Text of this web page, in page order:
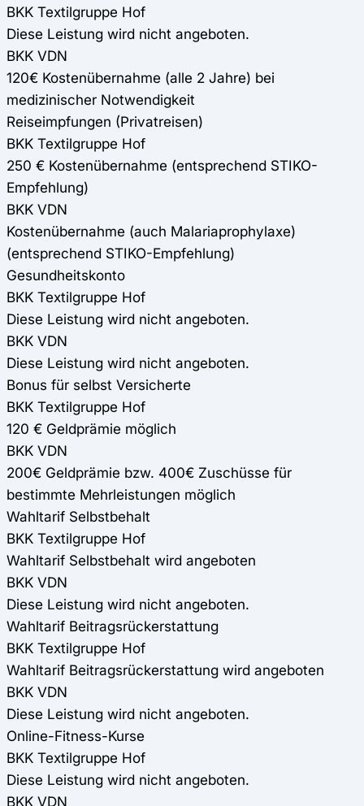
BKK Textilgruppe Hof
Diese Leistung wird nicht angeboten.
BKK VDN
120€ Kostenübernahme (alle 2 Jahre) bei
medizinischer Notwendigkeit
Reiseimpfungen (Privatreisen)
BKK Textilgruppe Hof
250 € Kostenübernahme (entsprechend STIKO-
Empfehlung)
BKK VDN
Kostenübernahme (auch Malariaprophylaxe)
(entsprechend STIKO-Empfehlung)
Gesundheitskonto
BKK Textilgruppe Hof
Diese Leistung wird nicht angeboten.
BKK VDN
Diese Leistung wird nicht angeboten.
Bonus für selbst Versicherte
BKK Textilgruppe Hof
120 € Geldprämie möglich
BKK VDN
200€ Geldprämie bzw. 400€ Zuschüsse für
bestimmte Mehrleistungen möglich
Wahltarif Selbstbehalt
BKK Textilgruppe Hof
Wahltarif Selbstbehalt wird angeboten
BKK VDN
Diese Leistung wird nicht angeboten.
Wahltarif Beitragsrückerstattung
BKK Textilgruppe Hof
Wahltarif Beitragsrückerstattung wird angeboten
BKK VDN
Diese Leistung wird nicht angeboten.
Online-Fitness-Kurse
BKK Textilgruppe Hof
Diese Leistung wird nicht angeboten.
BKK VDN